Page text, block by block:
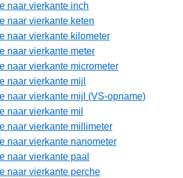
naar vierkante inch
naar vierkante keten
naar vierkante kilometer
naar vierkante meter
naar vierkante micrometer
naar vierkante mijl
naar vierkante mijl (VS-opname)
naar vierkante mil
naar vierkante millimeter
naar vierkante nanometer
naar vierkante paal
naar vierkante perche